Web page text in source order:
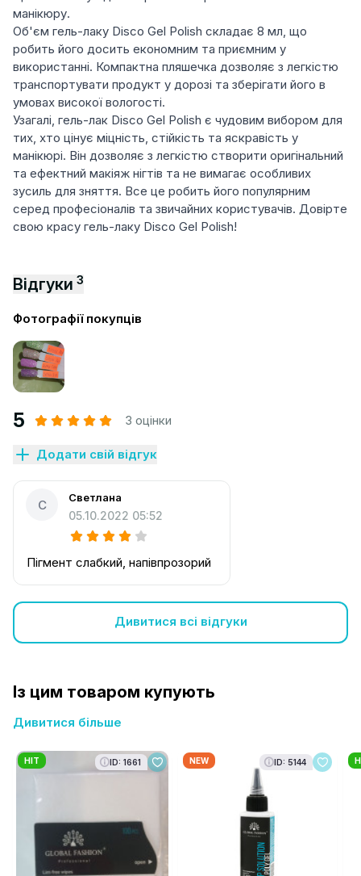
манікюру.
Об'єм гель-лаку Disco Gel Polish складає 8 мл, що
робить його досить економним та приємним у
використанні. Компактна пляшечка дозволяє з легкістю
транспортувати продукт у дорозі та зберігати його в
умовах високої вологості.
Узагалі, гель-лак Disco Gel Polish є чудовим вибором для
тих, хто цінує міцність, стійкість та яскравість у
манікюрі. Він дозволяє з легкістю створити оригінальний
та ефектний макіяж нігтів та не вимагає особливих
зусиль для зняття. Все це робить його популярним
серед професіоналів та звичайних користувачів. Довірте
свою красу гель-лаку Disco Gel Polish!
Відгуки 3
Фотографії покупців
5 3 оцінки
Додати свій відгук
С Светлана
05.10.2022 05:52
Пігмент слабкий, напівпрозорий
Дивитися всі відгуки
Із цим товаром купують
Дивитися більше
HIT ID: 1661 NEW ID: 5144